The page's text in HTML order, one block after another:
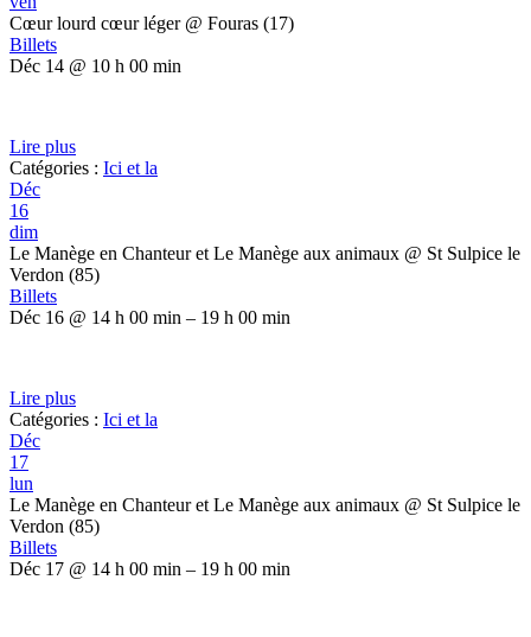
Cœur lourd cœur léger @ Fouras (17)
Billets
Déc 14 @ 10 h 00 min
Lire plus
Catégories : Ici et la
Déc
16
dim
Le Manège en Chanteur et Le Manège aux animaux @ St Sulpice le
Verdon (85)
Billets
Déc 16 @ 14 h 00 min – 19 h 00 min
Lire plus
Catégories : Ici et la
Déc
17
lun
Le Manège en Chanteur et Le Manège aux animaux @ St Sulpice le
Verdon (85)
Billets
Déc 17 @ 14 h 00 min – 19 h 00 min